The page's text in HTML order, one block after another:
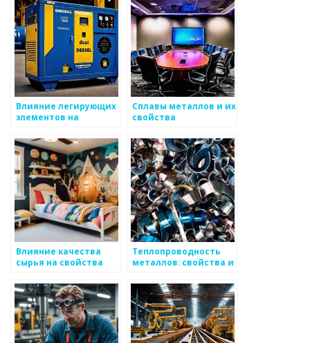
Влияние легирующих
элементов на
Сплавы металлов и их
свойства
Влияние качества
сырья на свойства
Теплопроводность
металлов: свойства и